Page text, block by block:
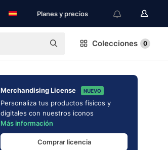
Planes y precios
Colecciones 0
Merchandising License NUEVO
Personaliza tus productos físicos y
digitales con nuestros iconos
Más información
Comprar licencia